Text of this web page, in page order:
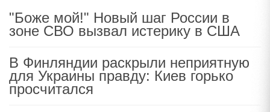
"Боже мой!" Новый шаг России в
зоне СВО вызвал истерику в США
В Финляндии раскрыли неприятную
для Украины правду: Киев горько
просчитался